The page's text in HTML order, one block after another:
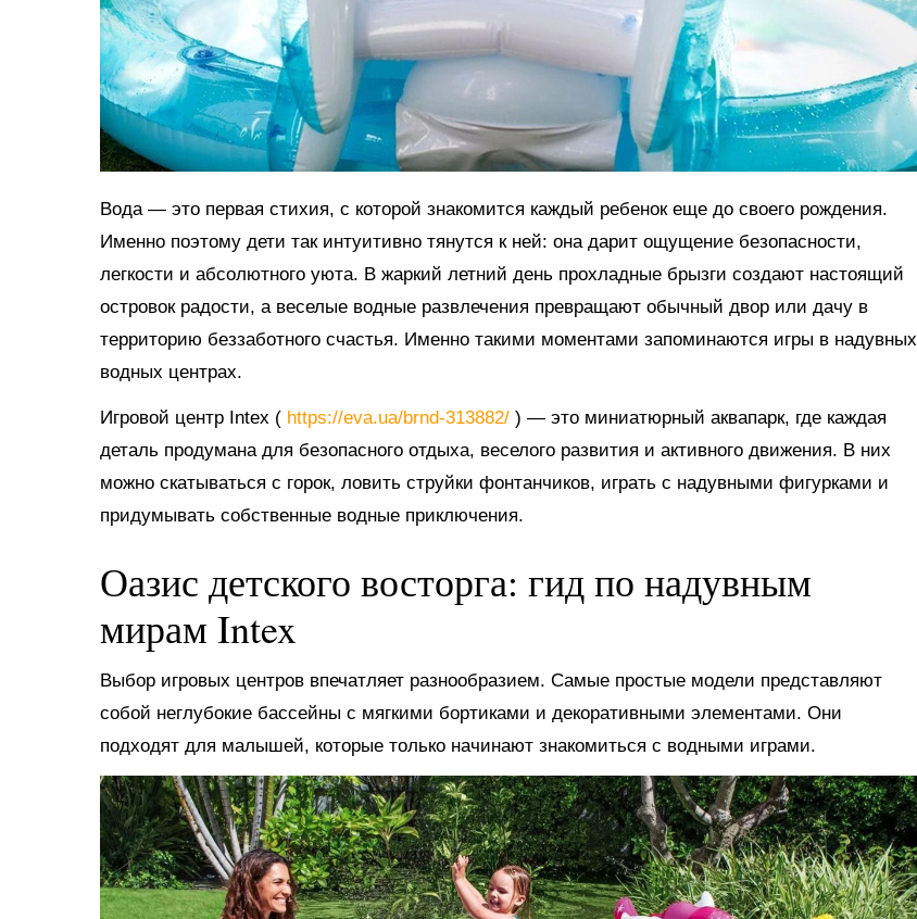
Вода — это первая стихия, с которой знакомится каждый ребенок еще до своего рождения.
Именно поэтому дети так интуитивно тянутся к ней: она дарит ощущение безопасности,
легкости и абсолютного уюта. В жаркий летний день прохладные брызги создают настоящий
островок радости, а веселые водные развлечения превращают обычный двор или дачу в
территорию беззаботного счастья. Именно такими моментами запоминаются игры в надувных
водных центрах.
Игровой центр Intex ( https://eva.ua/brnd-313882/ ) — это миниатюрный аквапарк, где каждая
деталь продумана для безопасного отдыха, веселого развития и активного движения. В них
можно скатываться с горок, ловить струйки фонтанчиков, играть с надувными фигурками и
придумывать собственные водные приключения.
Оазис детского восторга: гид по надувным
мирам Intex
Выбор игровых центров впечатляет разнообразием. Самые простые модели представляют
собой неглубокие бассейны с мягкими бортиками и декоративными элементами. Они
подходят для малышей, которые только начинают знакомиться с водными играми.